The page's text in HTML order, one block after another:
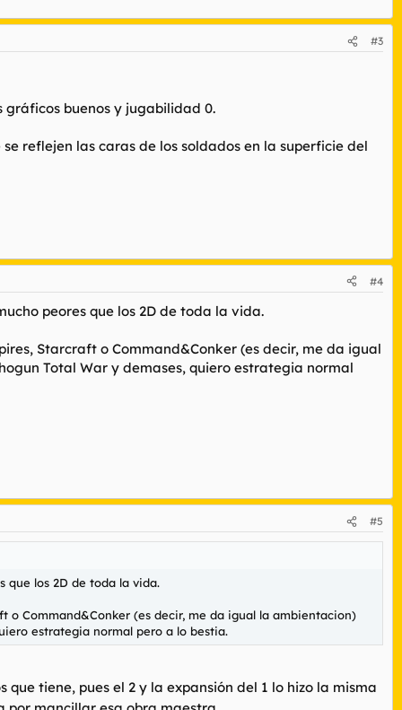
#3
gráficos buenos y jugabilidad 0.
reflejen las caras de los soldados en la superficie del
#4
peores que los 2D de toda la vida.
Starcraft o Command&Conker (es decir, me da igual
Total War y demases, quiero estrategia normal
#5
que los 2D de toda la vida.
o Command&Conker (es decir, me da igual la ambientacion)
estrategia normal pero a lo bestia.
tiene, pues el 2 y la expansión del 1 lo hizo la misma